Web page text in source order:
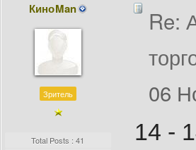
КиноMan
Зритель
Total Posts : 41
Re:
06
14 -